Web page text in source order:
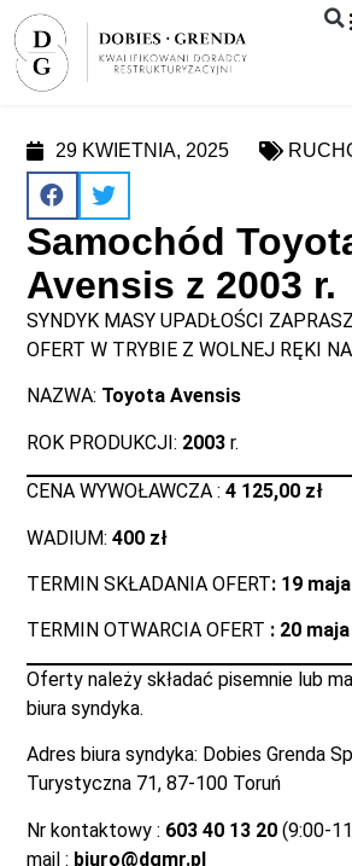
29 KWIETNIA, 2025
Samochód
Avensis z 2003 r.
SYNDYK MASY UPADŁOŚCI
OFERT W TRYBIE Z WOLNEJ RĘKI
NAZWA: Toyota Avensis
ROK PRODUKCJI: 2003 r.
CENA WYWOŁAWCZA :4 125,00 zł
WADIUM:400 zł
TERMIN SKŁADANIA OFERT: 19
TERMIN OTWARCIA OFERT : 20
Oferty należy składać pisemnie lub
biura syndyka.
Adres biura syndyka: Dobies Grenda
Turystyczna 71, 87-100 Toruń
Nr kontaktowy : 603 40 13 20 (9:00-
mail : biuro@dgmr.pl